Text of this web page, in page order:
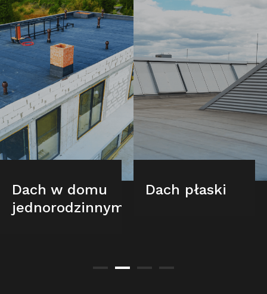
Dach w domu
jednorodzinnym
Dach płaski